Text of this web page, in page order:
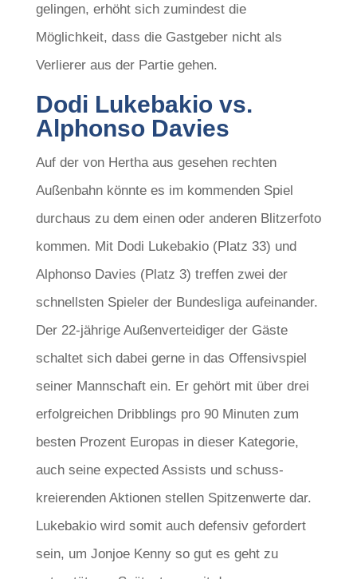
gelingen, erhöht sich zumindest die
Möglichkeit, dass die Gastgeber nicht als
Verlierer aus der Partie gehen.
Dodi Lukebakio vs.
Alphonso Davies
Auf der von Hertha aus gesehen rechten
Außenbahn könnte es im kommenden Spiel
durchaus zu dem einen oder anderen Blitzerfoto
kommen. Mit Dodi Lukebakio (Platz 33) und
Alphonso Davies (Platz 3) treffen zwei der
schnellsten Spieler der Bundesliga aufeinander.
Der 22-jährige Außenverteidiger der Gäste
schaltet sich dabei gerne in das Offensivspiel
seiner Mannschaft ein. Er gehört mit über drei
erfolgreichen Dribblings pro 90 Minuten zum
besten Prozent Europas in dieser Kategorie,
auch seine expected Assists und schuss-
kreierenden Aktionen stellen Spitzenwerte dar.
Lukebakio wird somit auch defensiv gefordert
sein, um Jonjoe Kenny so gut es geht zu